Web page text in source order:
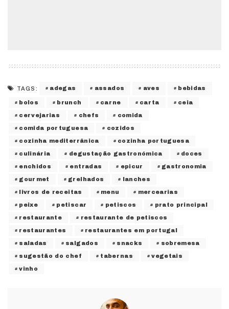
TAGS: adegas assados aves bebidas
bolos brunch carne carta ceia
cervejarias chefs comida
comida portuguesa cozidos
cozinha mediterrânica cozinha portuguesa
culinária degustação gastronómica doces
enchidos entradas epicur gastronomia
gourmet grelhados lanches
livros de receitas menu mercearias
peixe petiscar petiscos prato principal
restaurante restaurante de petiscos
restaurantes restaurantes em portugal
saladas salgados snacks sobremesa
sugestão do chef tabernas vegetais
vinho